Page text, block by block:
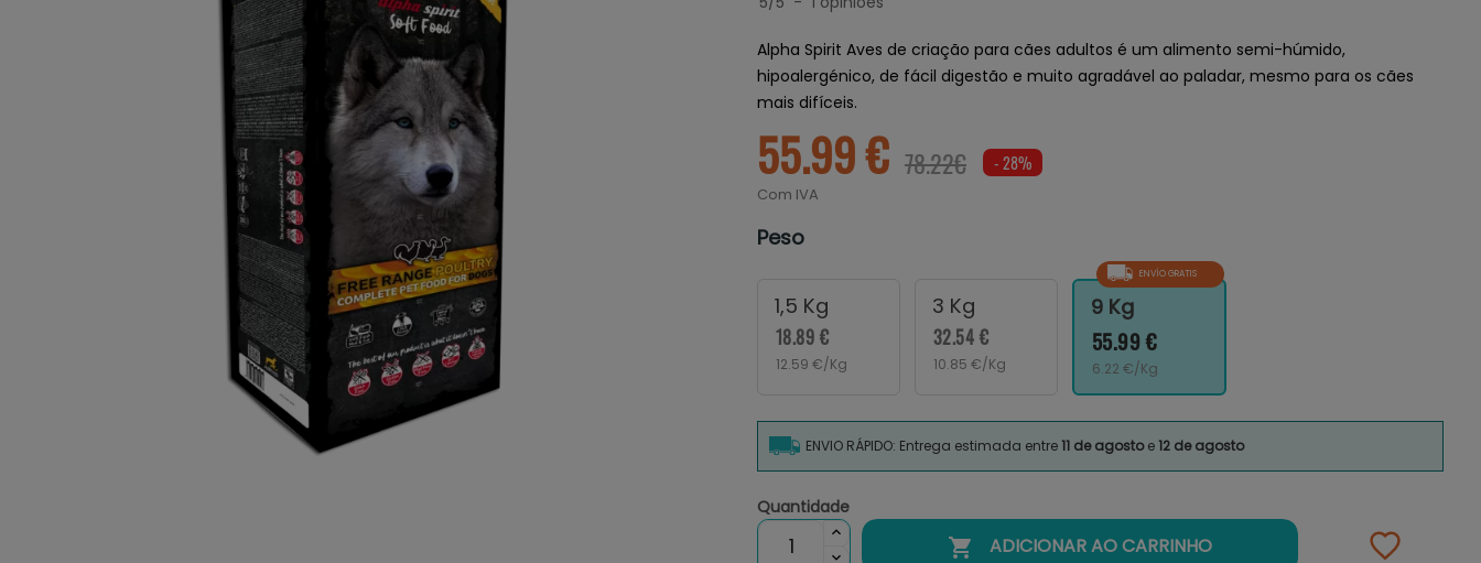
Alpha Spirit Aves de criação para cães adultos é um alimento semi-húmido,
hipoalergénico, de fácil digestão e muito agradável ao paladar, mesmo para os cães
mais difíceis.
55.99 € 78.22€ - 28%
Com IVA
Peso
1,5 Kg
18.89 €
12.59 €/Kg
3 Kg
32.54 €
10.85 €/Kg
ENVÍO GRATIS
9 Kg
55.99 €
6.22 €/Kg
ENVIO RÁPIDO: Entrega estimada entre11 de agostoe12 de agosto
Quantidade
 ADICIONAR AO CARRINHO